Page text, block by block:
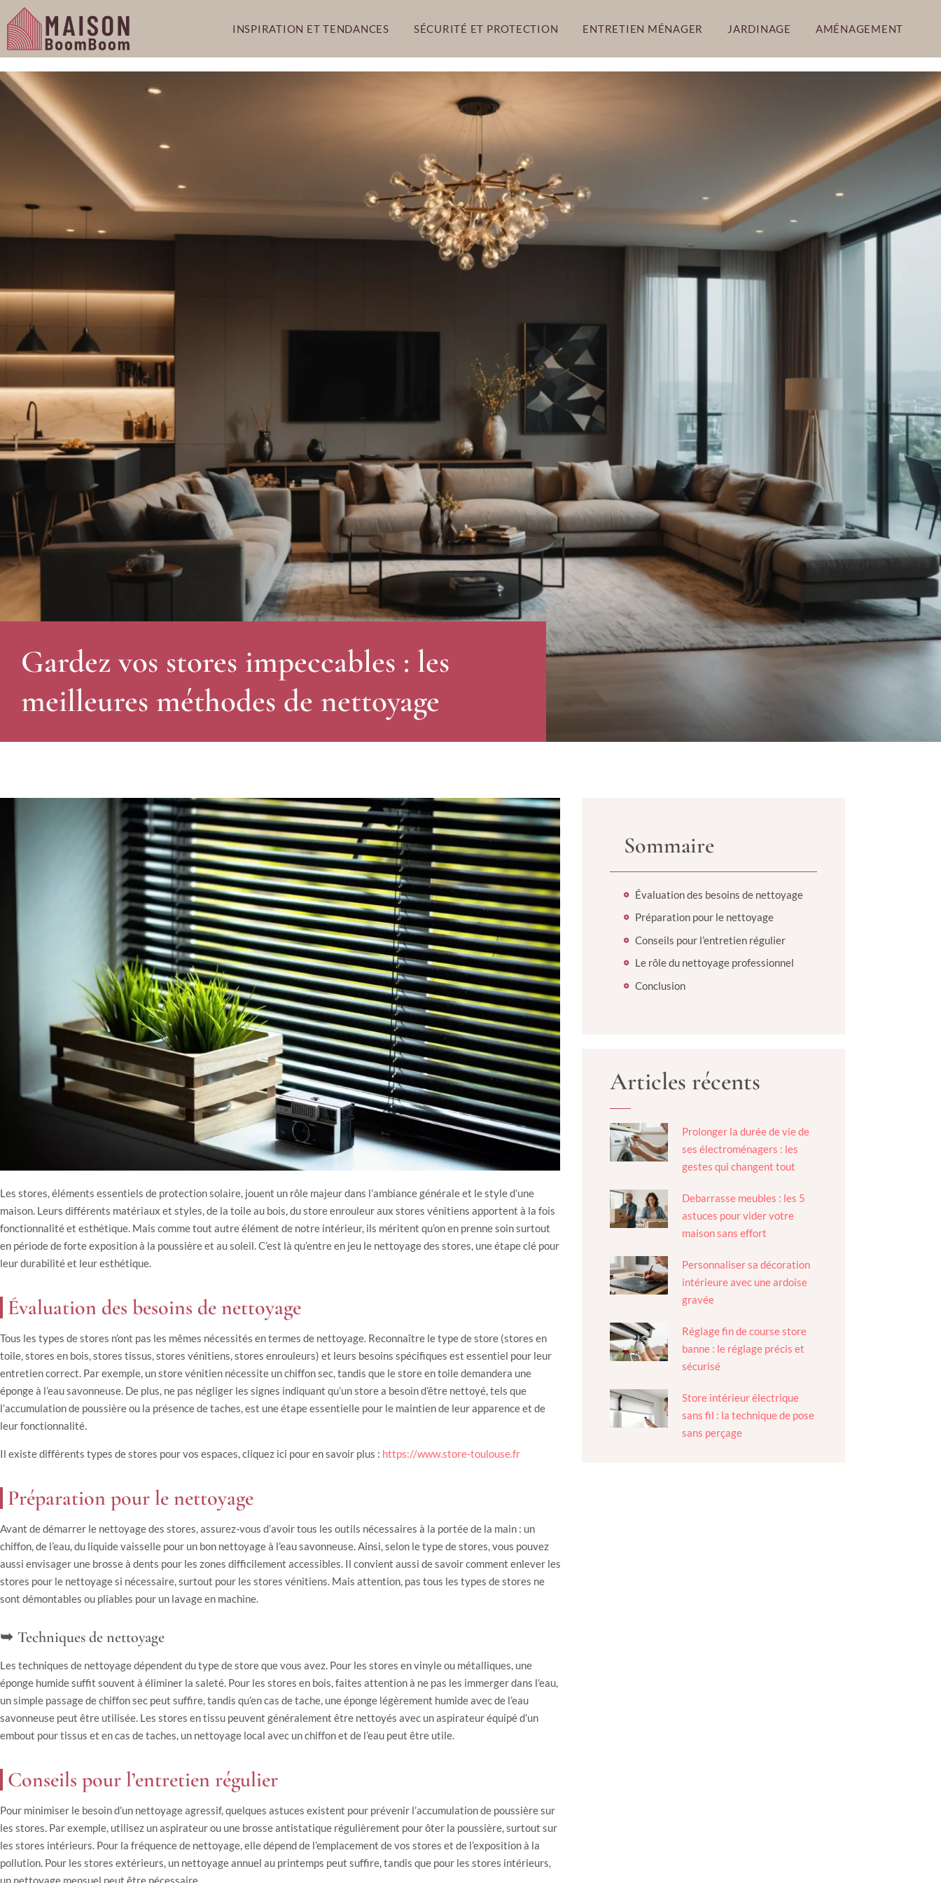
INSPIRATION ET TENDANCES SÉCURITÉ ET PROTECTION ENTRETIEN MÉNAGER JARDINAGE AMÉNAGEMENT
Gardez vos stores impeccables : les
meilleures méthodes de nettoyage
Les stores, éléments essentiels de protection solaire, jouent un rôle majeur dans l’ambiance générale et le style d’une
maison. Leurs différents matériaux et styles, de la toile au bois, du store enrouleur aux stores vénitiens apportent à la fois
fonctionnalité et esthétique. Mais comme tout autre élément de notre intérieur, ils méritent qu’on en prenne soin surtout
en période de forte exposition à la poussière et au soleil. C’est là qu’entre en jeu le nettoyage des stores, une étape clé pour
leur durabilité et leur esthétique.
Évaluation des besoins de nettoyage
Tous les types de stores n’ont pas les mêmes nécessités en termes de nettoyage. Reconnaître le type de store (stores en
toile, stores en bois, stores tissus, stores vénitiens, stores enrouleurs) et leurs besoins spécifiques est essentiel pour leur
entretien correct. Par exemple, un store vénitien nécessite un chiffon sec, tandis que le store en toile demandera une
éponge à l’eau savonneuse. De plus, ne pas négliger les signes indiquant qu’un store a besoin d’être nettoyé, tels que
l’accumulation de poussière ou la présence de taches, est une étape essentielle pour le maintien de leur apparence et de
leur fonctionnalité.
Il existe différents types de stores pour vos espaces, cliquez ici pour en savoir plus : https://www.store-toulouse.fr
Préparation pour le nettoyage
Avant de démarrer le nettoyage des stores, assurez-vous d’avoir tous les outils nécessaires à la portée de la main : un
chiffon, de l’eau, du liquide vaisselle pour un bon nettoyage à l’eau savonneuse. Ainsi, selon le type de stores, vous pouvez
aussi envisager une brosse à dents pour les zones difficilement accessibles. Il convient aussi de savoir comment enlever les
stores pour le nettoyage si nécessaire, surtout pour les stores vénitiens. Mais attention, pas tous les types de stores ne
sont démontables ou pliables pour un lavage en machine.
Techniques de nettoyage
Les techniques de nettoyage dépendent du type de store que vous avez. Pour les stores en vinyle ou métalliques, une
éponge humide suffit souvent à éliminer la saleté. Pour les stores en bois, faites attention à ne pas les immerger dans l’eau,
un simple passage de chiffon sec peut suffire, tandis qu’en cas de tache, une éponge légèrement humide avec de l’eau
savonneuse peut être utilisée. Les stores en tissu peuvent généralement être nettoyés avec un aspirateur équipé d’un
embout pour tissus et en cas de taches, un nettoyage local avec un chiffon et de l’eau peut être utile.
Conseils pour l’entretien régulier
Pour minimiser le besoin d’un nettoyage agressif, quelques astuces existent pour prévenir l’accumulation de poussière sur
les stores. Par exemple, utilisez un aspirateur ou une brosse antistatique régulièrement pour ôter la poussière, surtout sur
les stores intérieurs. Pour la fréquence de nettoyage, elle dépend de l’emplacement de vos stores et de l’exposition à la
pollution. Pour les stores extérieurs, un nettoyage annuel au printemps peut suffire, tandis que pour les stores intérieurs,
un nettoyage mensuel peut être nécessaire.
Sommaire
Évaluation des besoins de nettoyage
Préparation pour le nettoyage
Conseils pour l’entretien régulier
Le rôle du nettoyage professionnel
Conclusion
Articles récents
Prolonger la durée de vie de
ses électroménagers : les
gestes qui changent tout
Debarrasse meubles : les 5
astuces pour vider votre
maison sans effort
Personnaliser sa décoration
intérieure avec une ardoise
gravée
Réglage fin de course store
banne : le réglage précis et
sécurisé
Store intérieur électrique
sans fil : la technique de pose
sans perçage